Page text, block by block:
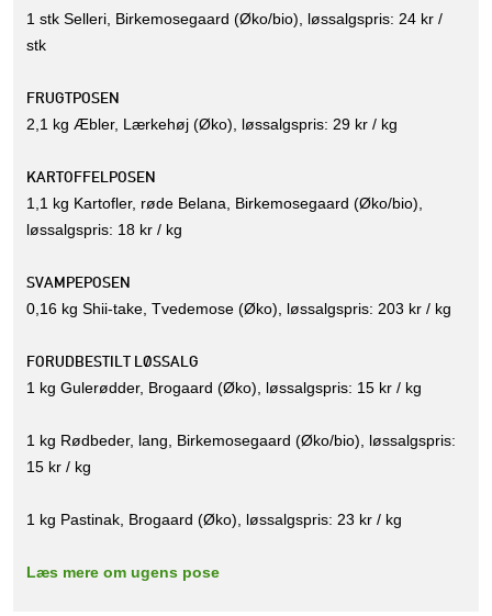
1 stk Selleri, Birkemosegaard (Øko/bio), løssalgspris: 24 kr /
stk
FRUGTPOSEN
2,1 kg Æbler, Lærkehøj (Øko), løssalgspris: 29 kr / kg
KARTOFFELPOSEN
1,1 kg Kartofler, røde Belana, Birkemosegaard (Øko/bio),
løssalgspris: 18 kr / kg
SVAMPEPOSEN
0,16 kg Shii-take, Tvedemose (Øko), løssalgspris: 203 kr / kg
FORUDBESTILT LØSSALG
1 kg Gulerødder, Brogaard (Øko), løssalgspris: 15 kr / kg
1 kg Rødbeder, lang, Birkemosegaard (Øko/bio), løssalgspris:
15 kr / kg
1 kg Pastinak, Brogaard (Øko), løssalgspris: 23 kr / kg
Læs mere om ugens pose